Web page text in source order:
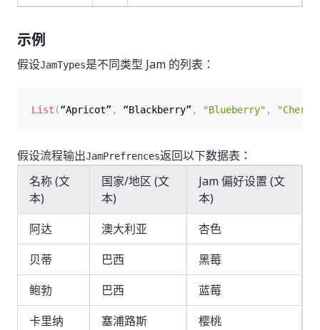
示例
假设JamTypes是不同类型 Jam 的列表：
List (“Apricot” , “Blackberry” , "Blueberry" ,
假设流程输出JamPrefrences返回以下数据表：
名称 (文
本)
国家/地区 (文
本)
Jam 偏好设置 (文
本)
阿达
澳大利亚
杏色
贝蒂
巴西
黑莓
鲍勃
巴西
蓝莓
卡里纳
塞浦路斯
樱桃